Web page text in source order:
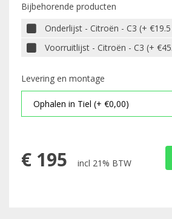
Bijbehorende producten
Onderlijst - Citroën - C3 (+
Voorruitlijst - Citroën - C3 (+
Levering en montage
€ 195 incl 21% BTW